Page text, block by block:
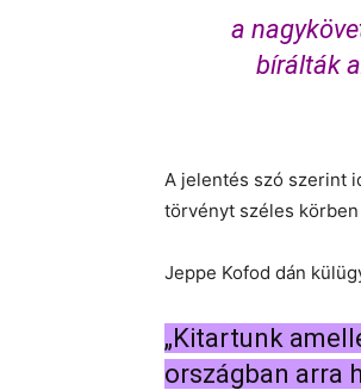
a
bírálták
A jelentés szó szerint
törvényt széles
Jeppe Kofod dán
„Kitartunk
országban arra